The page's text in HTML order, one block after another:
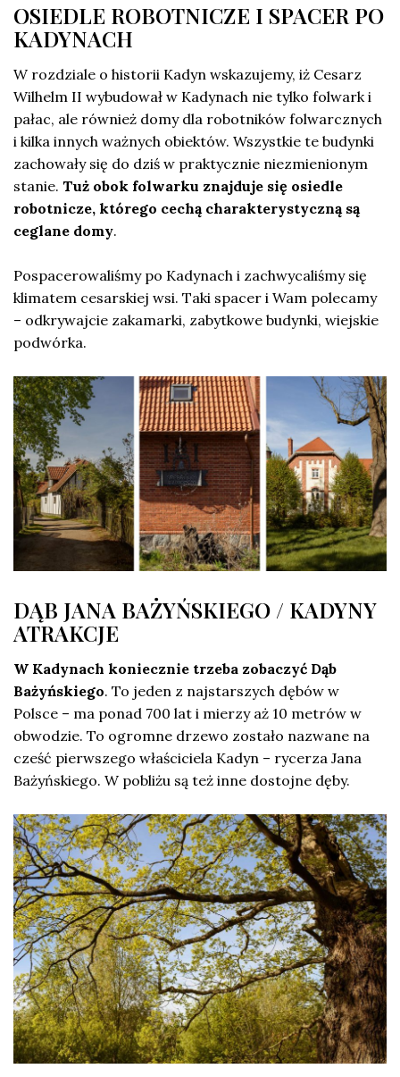
OSIEDLE ROBOTNICZE I SPACER PO
KADYNACH
W rozdziale o historii Kadyn wskazujemy, iż Cesarz
Wilhelm II wybudował w Kadynach nie tylko folwark i
pałac, ale również domy dla robotników folwarcznych
i kilka innych ważnych obiektów. Wszystkie te budynki
zachowały się do dziś w praktycznie niezmienionym
stanie. Tuż obok folwarku znajduje się osiedle
robotnicze, którego cechą charakterystyczną są
ceglane domy.
Pospacerowaliśmy po Kadynach i zachwycaliśmy się
klimatem cesarskiej wsi. Taki spacer i Wam polecamy
– odkrywajcie zakamarki, zabytkowe budynki, wiejskie
podwórka.
DĄB JANA BAŻYŃSKIEGO / KADYNY
ATRAKCJE
W Kadynach koniecznie trzeba zobaczyć Dąb
Bażyńskiego. To jeden z najstarszych dębów w
Polsce – ma ponad 700 lat i mierzy aż 10 metrów w
obwodzie. To ogromne drzewo zostało nazwane na
cześć pierwszego właściciela Kadyn – rycerza Jana
Bażyńskiego. W pobliżu są też inne dostojne dęby.